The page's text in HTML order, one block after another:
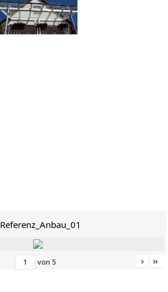
Referenz_Anbau_01
von 5 › »